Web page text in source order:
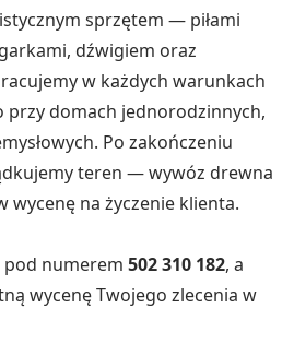
sprzętem — piłami
dźwigiem oraz
w każdych warunkach
domach jednorodzinnych,
Po zakończeniu
teren — wywóz drewna
wycenę na życzenie klienta.
numerem 502 310 182, a
wycenę Twojego zlecenia w